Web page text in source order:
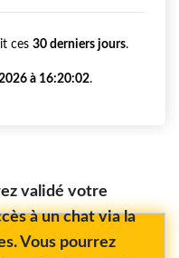
ces 30 derniers jours.
à 16:20:02.
validé votre
à un chat via la
Vous pourrez